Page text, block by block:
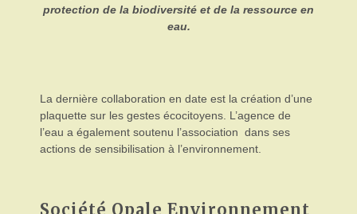
protection de la biodiversité et de la ressource en
eau.
La dernière collaboration en date est la création d’une
plaquette sur les gestes écocitoyens. L’agence de
l’eau a également soutenu l’association dans ses
actions de sensibilisation à l’environnement.
Société Opale Environnement